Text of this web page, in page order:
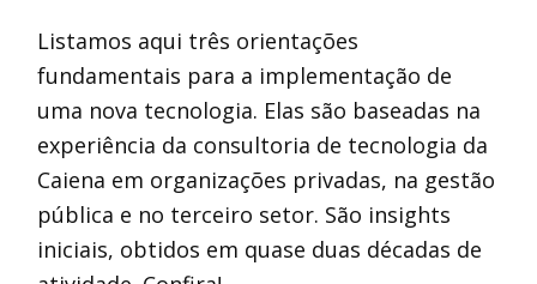
Listamos aqui três orientações
fundamentais para a implementação de
uma nova tecnologia. Elas são baseadas na
experiência da consultoria de tecnologia da
Caiena em organizações privadas, na gestão
pública e no terceiro setor. São insights
iniciais, obtidos em quase duas décadas de